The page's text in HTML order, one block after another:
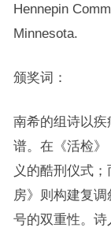
Hennepin
Minnesota.
颁奖词：
南希的组诗以
谱。在《活检
义的酷刑仪式
房》则构建复
号的双重性。诗